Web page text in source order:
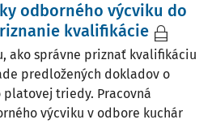
odborného výcviku do
kvalifikácie
ako správne priznať kvalifikáciu
predložených dokladov o
triedy. Pracovná
výcviku v odbore kuchár